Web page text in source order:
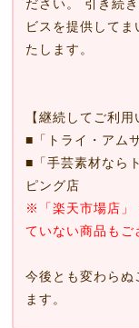
ださい。 引き続
ビスを提供して
たします。
【継続してご利
■ 「トライ・アム
■ 「手芸素材なら
ピング店
※「楽天市場店」
ていない商品もご
今後とも変わらぬ
ます。